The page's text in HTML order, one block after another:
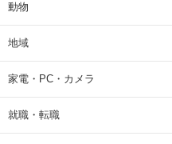
動物
地域
家電・PC・カメラ
就職・転職